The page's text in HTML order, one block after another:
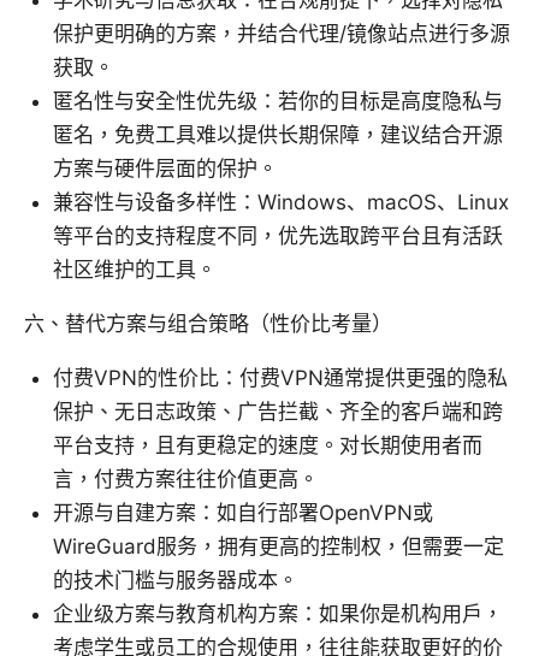
保护更明确的方案，并结合代理/镜像站点进行多源
获取。
匿名性与安全性优先级：若你的目标是高度隐私与
匿名，免费工具难以提供长期保障，建议结合开源
方案与硬件层面的保护。
兼容性与设备多样性：Windows、macOS、Linux
等平台的支持程度不同，优先选取跨平台且有活跃
社区维护的工具。
六、替代方案与组合策略（性价比考量）
付费VPN的性价比：付费VPN通常提供更强的隐私
保护、无日志政策、广告拦截、齐全的客户端和跨
平台支持，且有更稳定的速度。对长期使用者而
言，付费方案往往价值更高。
开源与自建方案：如自行部署OpenVPN或
WireGuard服务，拥有更高的控制权，但需要一定
的技术门槛与服务器成本。
企业级方案与教育机构方案：如果你是机构用户，
考虑学生或员工的合规使用，往往能获取更好的价